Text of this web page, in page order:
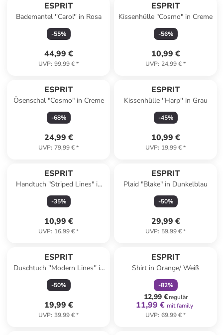
ESPRIT
Bademantel ''Carol'' in Rosa
-55%
44,99 €
UVP: 99,99 €*
ESPRIT
Kissenhülle "Cosmo" in Creme
-56%
10,99 €
UVP: 24,99 €*
ESPRIT
Ösenschal "Cosmo" in Creme
-68%
24,99 €
UVP: 79,99 €*
ESPRIT
Kissenhülle ''Harp'' in Grau
-45%
10,99 €
UVP: 19,99 €*
ESPRIT
Handtuch "Striped Lines" in
Creme/ Hellblau
-35%
10,99 €
UVP: 16,99 €*
ESPRIT
Plaid "Blake" in Dunkelblau
-50%
29,99 €
UVP: 59,99 €*
ESPRIT
Duschtuch ''Modern Lines'' in
Blau
-50%
19,99 €
UVP: 39,99 €*
ESPRIT
Shirt in Orange/ Weiß
-82%
12,99 €regulär
11,99 € mit family
UVP: 69,99 €*